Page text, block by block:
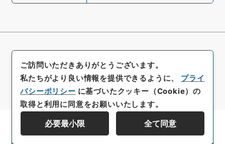
資料群階層を表示する
ご訪問いただきありがとうございます。
私たちがより良い情報を提供できるように、 プライ
バシーポリシー に基づいたクッキー（Cookie）の
取得と利用に同意をお願いいたします。
必要最小限 全て同意